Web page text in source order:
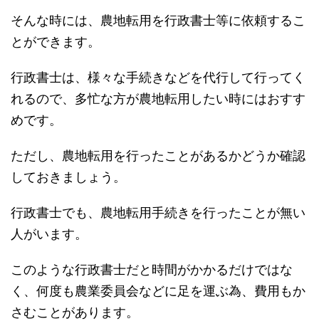
そんな時には、農地転用を行政書士等に依頼するこ
とができます。
行政書士は、様々な手続きなどを代行して行ってく
れるので、多忙な方が農地転用したい時にはおすす
めです。
ただし、農地転用を行ったことがあるかどうか確認
しておきましょう。
行政書士でも、農地転用手続きを行ったことが無い
人がいます。
このような行政書士だと時間がかかるだけではな
く、何度も農業委員会などに足を運ぶ為、費用もか
さむことがあります。